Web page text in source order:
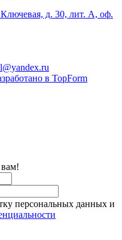
д. 30, лит. А, оф.
в TopForm
вам!
персональных данных и